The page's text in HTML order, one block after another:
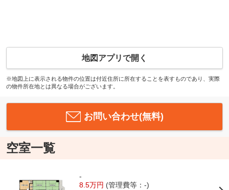
地図アプリで開く
※地図上に表示される物件の位置は付近住所に所在することを表すものであり、実際
の物件所在地とは異なる場合がございます。
お問い合わせ(無料)
空室一覧
-
8.5万円 (管理費等：-)